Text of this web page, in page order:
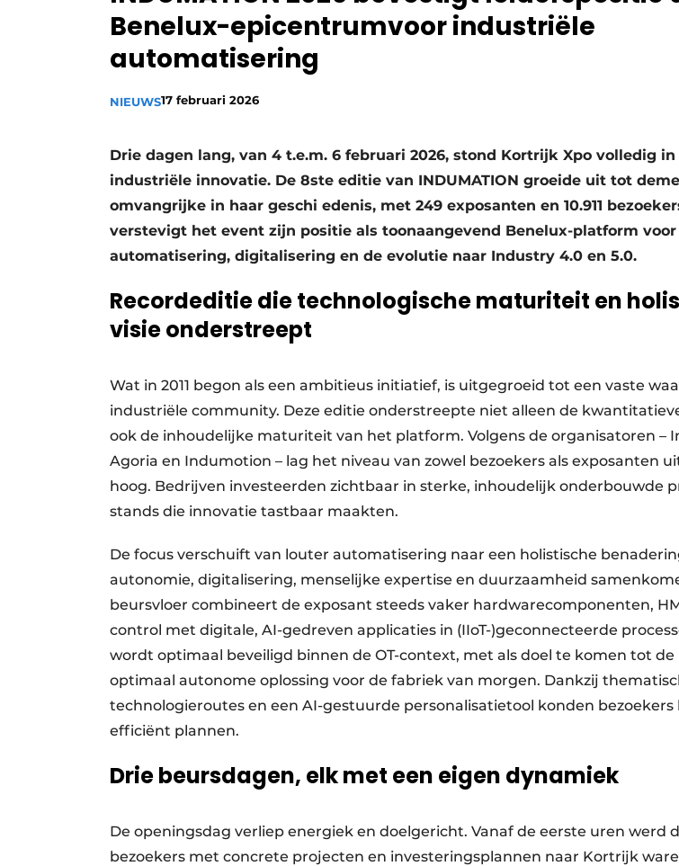
Vacature aanmelden
Vacatures
Benelux-epicentrumvoor industriële
automatisering
NIEUWS17 februari 2026
Drie dagen lang, van 4 t.e.m. 6 februari 2026, stond Kortrijk Xpo volledig
industriële innovatie. De 8ste editie van INDUMATION groeide uit tot
omvangrijke in haar geschi edenis, met 249 exposanten en 10.911
verstevigt het event zijn positie als toonaangevend Benelux-platform voor
automatisering, digitalisering en de evolutie naar Industry 4.0 en 5.0.
Recordeditie die technologische maturiteit en
visie onderstreept
Wat in 2011 begon als een ambitieus initiatief, is uitgegroeid tot een vaste
industriële community. Deze editie onderstreepte niet alleen de
ook de inhoudelijke maturiteit van het platform. Volgens de organisatoren –
Agoria en Indumotion – lag het niveau van zowel bezoekers als exposanten
hoog. Bedrijven investeerden zichtbaar in sterke, inhoudelijk onderbouwde
stands die innovatie tastbaar maakten.
De focus verschuift van louter automatisering naar een holistische
autonomie, digitalisering, menselijke expertise en duurzaamheid
beursvloer combineert de exposant steeds vaker hardwarecomponenten,
control met digitale, AI-gedreven applicaties in (IIoT-)geconnecteerde
wordt optimaal beveiligd binnen de OT-context, met als doel te komen tot de
optimaal autonome oplossing voor de fabriek van morgen. Dankzij
technologieroutes en een AI-gestuurde personalisatietool konden bezoekers
efficiënt plannen.
Drie beursdagen, elk met een eigen dynamiek
De openingsdag verliep energiek en doelgericht. Vanaf de eerste uren werd
bezoekers met concrete projecten en investeringsplannen naar Kortrijk